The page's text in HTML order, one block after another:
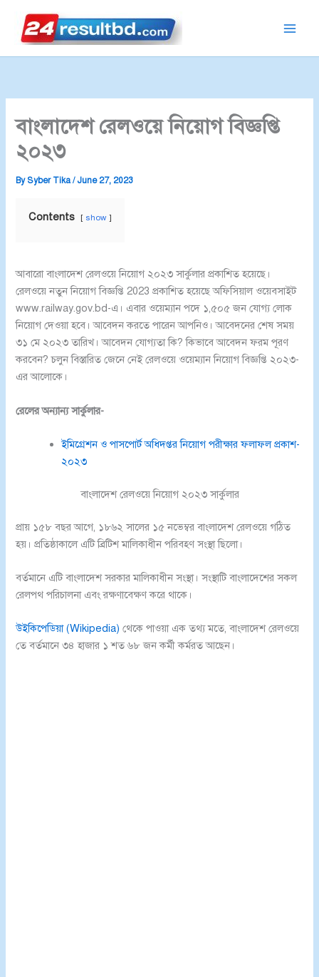
content
বাংলাদেশ রেলওয়ে নিয়োগ বিজ্ঞপ্তি
২০২৩
By Syber Tika/ June 27, 2023
Contents show
আবারো বাংলাদেশ রেলওয়ে নিয়োগ ২০২৩ সার্কুলার প্রকাশিত হয়েছে।
রেলওয়ে নতুন নিয়োগ বিজ্ঞপ্তি 2023 প্রকাশিত হয়েছে অফিসিয়াল ওয়েবসাইট
www.railway.gov.bd-এ। এবার ওয়েম্যান পদে ১,৫০৫ জন যোগ্য লোক
নিয়োগ দেওয়া হবে। আবেদন করতে পারেন আপনিও। আবেদনের শেষ সময়
৩১ মে ২০২৩ তারিখ। আবেদন যোগ্যতা কি? কিভাবে আবেদন ফরম পূরণ
করবেন? চলুন বিস্তারিত জেনে নেই রেলওয়ে ওয়েম্যান নিয়োগ বিজ্ঞপ্তি ২০২৩-
এর আলোকে।
রেলের অন্যান্য সার্কুলার-
ইমিগ্রেশন ও পাসপোর্ট অধিদপ্তর নিয়োগ পরীক্ষার ফলাফল প্রকাশ-
২০২৩
বাংলাদেশ রেলওয়ে নিয়োগ ২০২৩ সার্কুলার
প্রায় ১৫৮ বছর আগে, ১৮৬২ সালের ১৫ নভেম্বর বাংলাদেশ রেলওয়ে গঠিত
হয়। প্রতিষ্ঠাকালে এটি ব্রিটিশ মালিকাধীন পরিবহণ সংস্থা ছিলো।
বর্তমানে এটি বাংলাদেশ সরকার মালিকাধীন সংস্থা। সংস্থাটি বাংলাদেশের সকল
রেলপথ পরিচালনা এবং রক্ষণাবেক্ষণ করে থাকে।
উইকিপেডিয়া (Wikipedia) থেকে পাওয়া এক তথ্য মতে, বাংলাদেশ রেলওয়ে
তে বর্তমানে ৩৪ হাজার ১ শত ৬৮ জন কর্মী কর্মরত আছেন।